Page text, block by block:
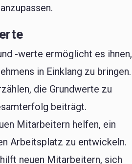
-werte ermöglicht es ihnen,
in Einklang zu bringen.
die Grundwerte zu
beiträgt.
Mitarbeitern helfen, ein
Arbeitsplatz zu entwickeln.
neuen Mitarbeitern, sich